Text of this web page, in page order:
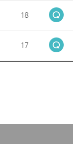
18
17